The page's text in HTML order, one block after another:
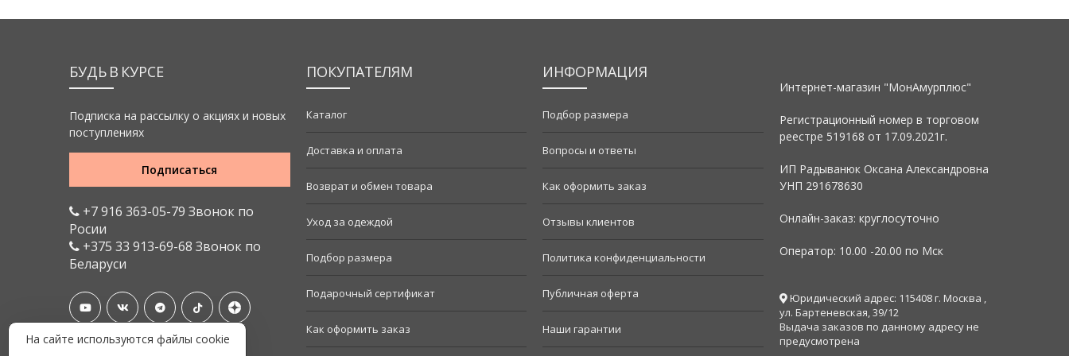
БУДЬ В КУРСЕ
Подписка на рассылку о акциях и новых
поступлениях
Подписаться
+7 916 363-05-79 Звонок по
Росии
+375 33 913-69-68 Звонок по
Беларуси
ПОКУПАТЕЛЯМ
Каталог
Доставка и оплата
Возврат и обмен товара
Уход за одеждой
Подбор размера
Подарочный сертификат
Как оформить заказ
ИНФОРМАЦИЯ
Подбор размера
Вопросы и ответы
Как оформить заказ
Отзывы клиентов
Политика конфиденциальности
Публичная оферта
Наши гарантии
Интернет-магазин "МонАмурплюс"
Регистрационный номер в торговом
реестре 519168 от 17.09.2021г.
ИП Радыванюк Оксана Александровна
УНП 291678630
Онлайн-заказ: круглосуточно
Оператор: 10.00 -20.00 по Мск
Юридический адрес: 115408 г. Москва ,
ул. Бартеневская, 39/12
Выдача заказов по данному адресу не
предусмотрена
На сайте используются файлы cookie